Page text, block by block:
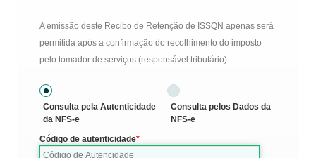
A emissão deste Recibo de Retenção de ISSQN apenas será
permitida após a confirmação do recolhimento do imposto
pelo tomador de serviços (responsável tributário).
Consulta pela Autenticidade
da NFS-e
Consulta pelos Dados da
NFS-e
Código de autenticidade